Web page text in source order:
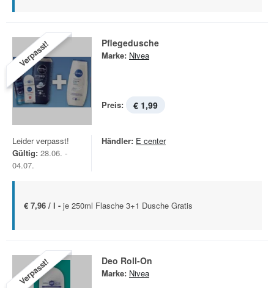
Verpasst! Pflegedusche
Marke: Nivea
Preis: € 1,99
Leider verpasst!
Gültig: 28.06. -
04.07.
Händler: E center
€ 7,96 / l - je 250ml Flasche 3+1 Dusche Gratis
Verpasst! Deo Roll-On
Marke: Nivea